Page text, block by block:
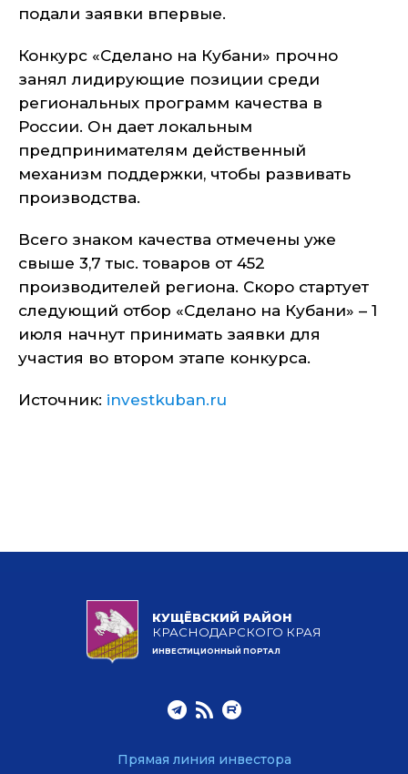
подали заявки впервые.
Конкурс «Сделано на Кубани» прочно
занял лидирующие позиции среди
региональных программ качества в
России. Он дает локальным
предпринимателям действенный
механизм поддержки, чтобы развивать
производства.
Всего знаком качества отмечены уже
свыше 3,7 тыс. товаров от 452
производителей региона. Скоро стартует
следующий отбор «Сделано на Кубани» – 1
июля начнут принимать заявки для
участия во втором этапе конкурса.
Источник: investkuban.ru
КУЩЁВСКИЙ РАЙОН
КРАСНОДАРСКОГО КРАЯ
ИНВЕСТИЦИОННЫЙ ПОРТАЛ
Прямая линия инвестора